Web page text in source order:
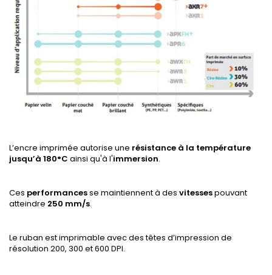
L’encre imprimée autorise une résistance à la température
jusqu’à 180°C ainsi qu'à l'immersion.
Ces performancesse maintiennent à des vitessespouvant
atteindre 250 mm/s.
Le ruban est imprimable avec des têtes d’impression de
résolution 200, 300 et 600 DPI.